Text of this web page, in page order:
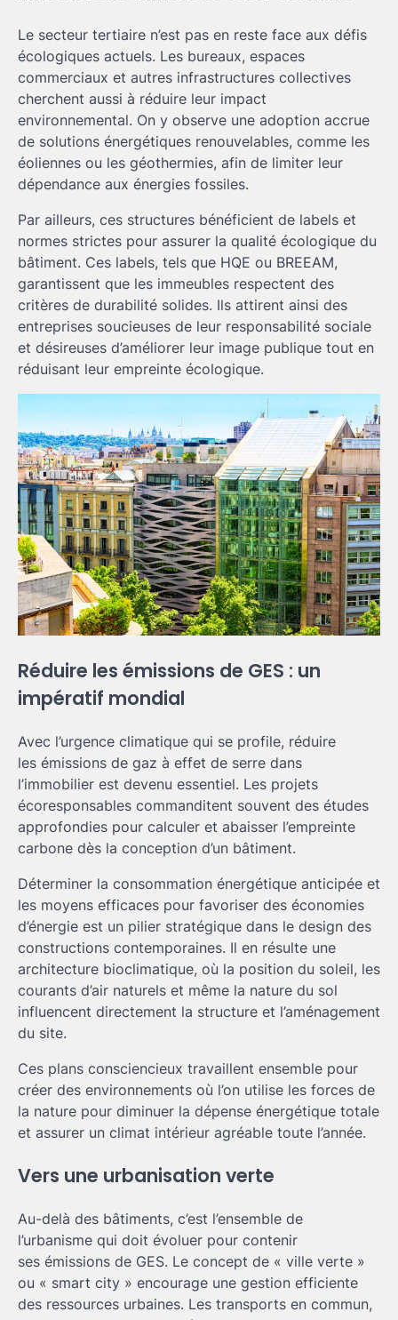
Le secteur tertiaire n’est pas en reste face aux défis
écologiques actuels. Les bureaux, espaces
commerciaux et autres infrastructures collectives
cherchent aussi à réduire leur impact
environnemental. On y observe une adoption accrue
de solutions énergétiques renouvelables, comme les
éoliennes ou les géothermies, afin de limiter leur
dépendance aux énergies fossiles.
Par ailleurs, ces structures bénéficient de labels et
normes strictes pour assurer la qualité écologique du
bâtiment. Ces labels, tels que HQE ou BREEAM,
garantissent que les immeubles respectent des
critères de durabilité solides. Ils attirent ainsi des
entreprises soucieuses de leur responsabilité sociale
et désireuses d’améliorer leur image publique tout en
réduisant leur empreinte écologique.
Réduire les émissions de GES : un
impératif mondial
Avec l’urgence climatique qui se profile, réduire
les émissions de gaz à effet de serre dans
l’immobilier est devenu essentiel. Les projets
écoresponsables commanditent souvent des études
approfondies pour calculer et abaisser l’empreinte
carbone dès la conception d’un bâtiment.
Déterminer la consommation énergétique anticipée et
les moyens efficaces pour favoriser des économies
d’énergie est un pilier stratégique dans le design des
constructions contemporaines. Il en résulte une
architecture bioclimatique, où la position du soleil, les
courants d’air naturels et même la nature du sol
influencent directement la structure et l’aménagement
du site.
Ces plans consciencieux travaillent ensemble pour
créer des environnements où l’on utilise les forces de
la nature pour diminuer la dépense énergétique totale
et assurer un climat intérieur agréable toute l’année.
Vers une urbanisation verte
Au-delà des bâtiments, c’est l’ensemble de
l’urbanisme qui doit évoluer pour contenir
ses émissions de GES. Le concept de « ville verte »
ou « smart city » encourage une gestion efficiente
des ressources urbaines. Les transports en commun,